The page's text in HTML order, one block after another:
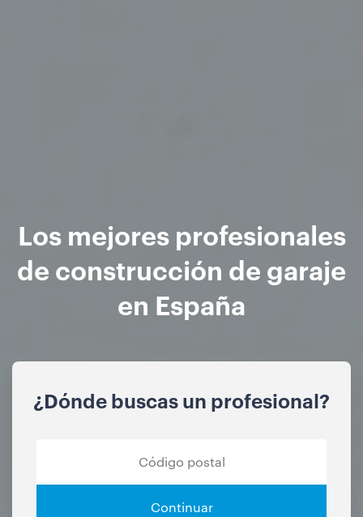
Los mejores profesionales
de construcción de garaje
en España
¿Dónde buscas un profesional?
Continuar